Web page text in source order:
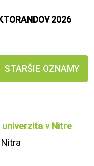
2026
STARŠIE OZNAMY
v Nitre
Nitra